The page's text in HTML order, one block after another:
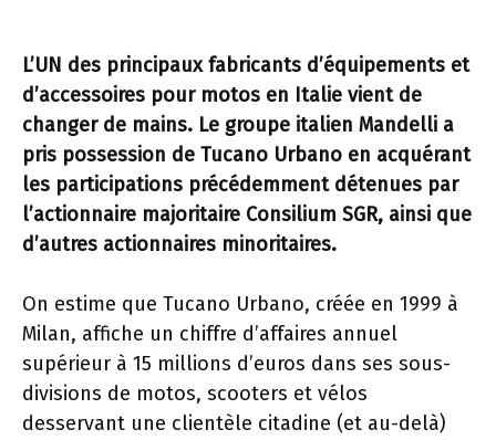
L’UN des principaux fabricants d’équipements et
d’accessoires pour motos en Italie vient de
changer de mains. Le groupe italien Mandelli a
pris possession de Tucano Urbano en acquérant
les participations précédemment détenues par
l’actionnaire majoritaire Consilium SGR, ainsi que
d’autres actionnaires minoritaires.
On estime que Tucano Urbano, créée en 1999 à
Milan, affiche un chiffre d’affaires annuel
supérieur à 15 millions d’euros dans ses sous-
divisions de motos, scooters et vélos
desservant une clientèle citadine (et au-delà)